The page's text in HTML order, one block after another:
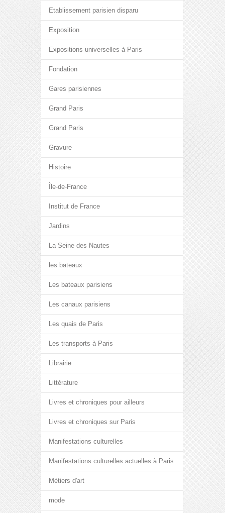
Etablissement parisien disparu
Exposition
Expositions universelles à Paris
Fondation
Gares parisiennes
Grand Paris
Grand Paris
Gravure
Histoire
Île-de-France
Institut de France
Jardins
La Seine des Nautes
les bateaux
Les bateaux parisiens
Les canaux parisiens
Les quais de Paris
Les transports à Paris
Librairie
Littérature
Livres et chroniques pour ailleurs
Livres et chroniques sur Paris
Manifestations culturelles
Manifestations culturelles actuelles à Paris
Métiers d'art
mode